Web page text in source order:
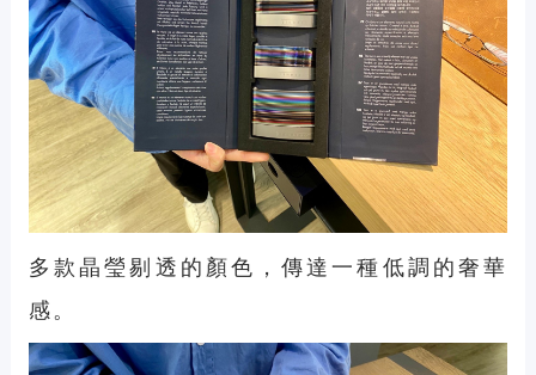
多款晶瑩剔透的顏色，傳達一種低調的奢華
感。